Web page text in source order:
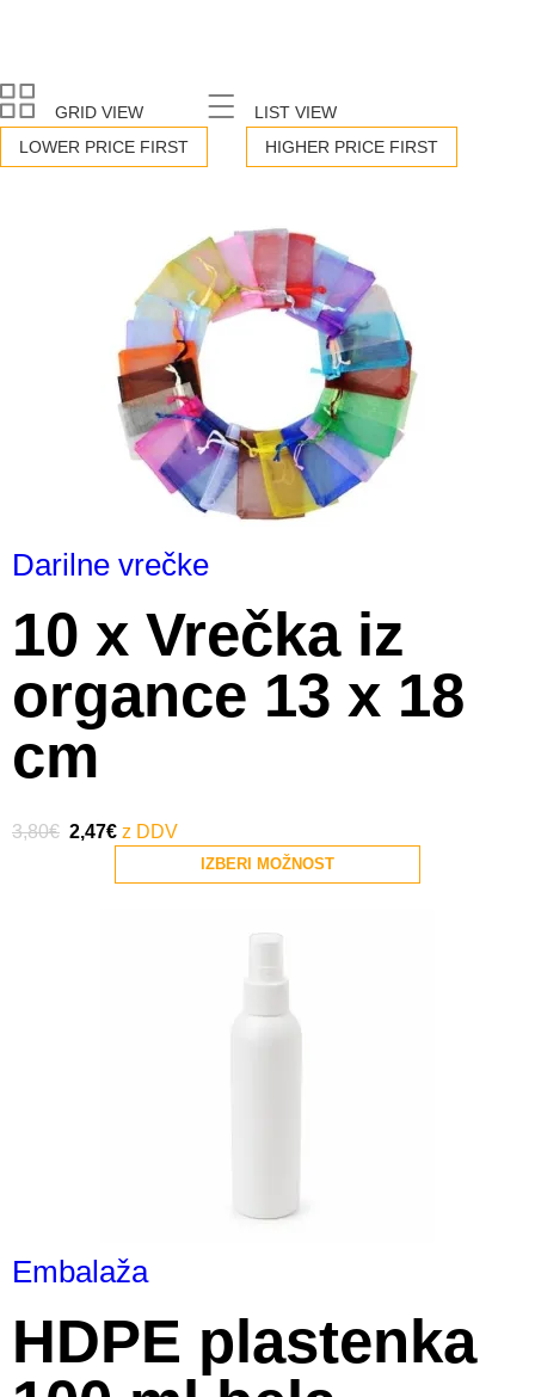
GRID VIEW
LIST VIEW
LOWER PRICE FIRST
HIGHER PRICE FIRST
Darilne vrečke
10 x Vrečka iz
organce 13 x 18
cm
3,80€ 2,47€
IZBERI MOŽNOST
Embalaža
HDPE plastenka